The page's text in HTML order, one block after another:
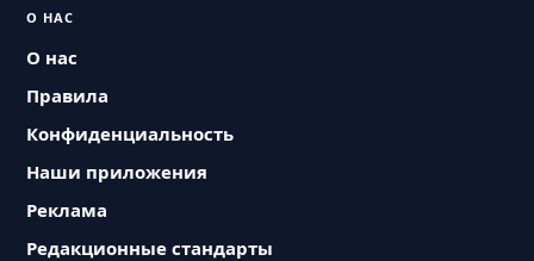
О НАС
О нас
Правила
Конфиденциальность
Наши приложения
Реклама
Редакционные стандарты